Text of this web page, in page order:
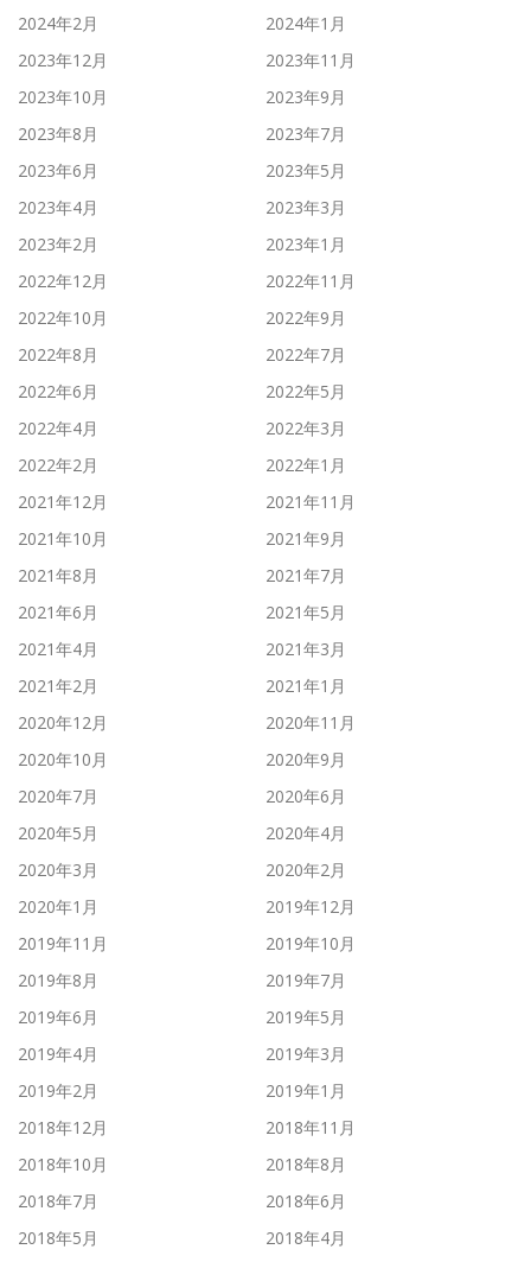
2024年2月
2024年1月
2023年12月
2023年11月
2023年10月
2023年9月
2023年8月
2023年7月
2023年6月
2023年5月
2023年4月
2023年3月
2023年2月
2023年1月
2022年12月
2022年11月
2022年10月
2022年9月
2022年8月
2022年7月
2022年6月
2022年5月
2022年4月
2022年3月
2022年2月
2022年1月
2021年12月
2021年11月
2021年10月
2021年9月
2021年8月
2021年7月
2021年6月
2021年5月
2021年4月
2021年3月
2021年2月
2021年1月
2020年12月
2020年11月
2020年10月
2020年9月
2020年7月
2020年6月
2020年5月
2020年4月
2020年3月
2020年2月
2020年1月
2019年12月
2019年11月
2019年10月
2019年8月
2019年7月
2019年6月
2019年5月
2019年4月
2019年3月
2019年2月
2019年1月
2018年12月
2018年11月
2018年10月
2018年8月
2018年7月
2018年6月
2018年5月
2018年4月